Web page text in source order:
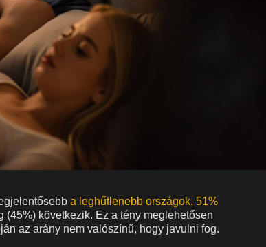
a leghűtlenebb országok, 51%
(45%) következik. Ez a tény meglehetősen
az arány nem valószínű, hogy javulni fog.